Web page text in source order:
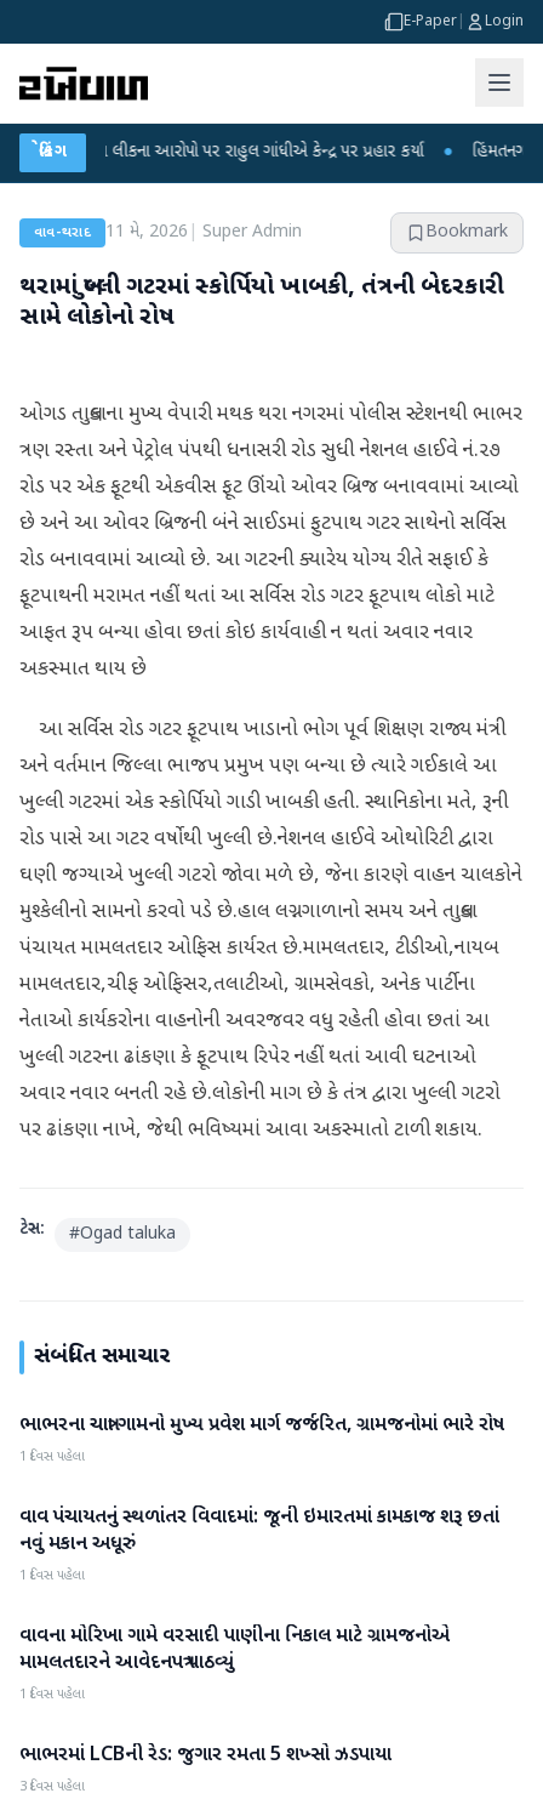
E-Paper Login
બ્રેકિંગ
પરીક્ષા લીકના આરોપો પર રાહુલ ગાંધીએ કેન્દ્ર પર પ્રહાર કર્યા ● હિંમતનગરમાં
વાવ-થરાદ 11 મે, 2026 Super Admin Bookmark
થરામાં ખુલ્લી ગટરમાં સ્કોર્પિયો ખાબકી, તંત્રની બેદરકારી
સામે લોકોનો રોષ
ઓગડ તાલુકાના મુખ્ય વેપારી મથક થરા નગરમાં પોલીસ સ્ટેશનથી ભાભર
ત્રણ રસ્તા અને પેટ્રોલ પંપથી ધનાસરી રોડ સુધી નેશનલ હાઈવે નં.૨૭
રોડ પર એક ફૂટથી એકવીસ ફૂટ ઊંચો ઓવર બ્રિજ બનાવવામાં આવ્યો
છે અને આ ઓવર બ્રિજની બંને સાઈડમાં ફુટપાથ ગટર સાથેનો સર્વિસ
રોડ બનાવવામાં આવ્યો છે. આ ગટરની ક્યારેય યોગ્ય રીતે સફાઈ કે
ફૂટપાથની મરામત નહીં થતાં આ સર્વિસ રોડ ગટર ફૂટપાથ લોકો માટે
આફત રૂપ બન્યા હોવા છતાં કોઇ કાર્યવાહી ન થતાં અવાર નવાર
અકસ્માત થાય છે
આ સર્વિસ રોડ ગટર ફૂટપાથ ખાડાનો ભોગ પૂર્વ શિક્ષણ રાજ્ય મંત્રી
અને વર્તમાન જિલ્લા ભાજપ પ્રમુખ પણ બન્યા છે ત્યારે ગઈકાલે આ
ખુલ્લી ગટરમાં એક સ્કોર્પિયો ગાડી ખાબકી હતી. સ્થાનિકોના મતે, રૂની
રોડ પાસે આ ગટર વર્ષોથી ખુલ્લી છે.નેશનલ હાઈવે ઓથોરિટી દ્વારા
ઘણી જગ્યાએ ખુલ્લી ગટરો જોવા મળે છે, જેના કારણે વાહન ચાલકોને
મુશ્કેલીનો સામનો કરવો પડે છે.હાલ લગ્નગાળાનો સમય અને તાલુકા
પંચાયત મામલતદાર ઓફિસ કાર્યરત છે.મામલતદાર, ટીડીઓ,નાયબ
મામલતદાર,ચીફ ઓફિસર,તલાટીઓ, ગ્રામસેવકો, અનેક પાર્ટીના
નેતાઓ કાર્યકરોના વાહનોની અવરજવર વધુ રહેતી હોવા છતાં આ
ખુલ્લી ગટરના ઢાંકણા કે ફૂટપાથ રિપેર નહીં થતાં આવી ઘટનાઓ
અવાર નવાર બનતી રહે છે.લોકોની માગ છે કે તંત્ર દ્વારા ખુલ્લી ગટરો
પર ઢાંકણા નાખે, જેથી ભવિષ્યમાં આવા અકસ્માતો ટાળી શકાય.
ટેગ્સ: #Ogad taluka
સંબંધિત સમાચાર
વાવ-થરાદ
ભાભરના ચાત્રા ગામનો મુખ્ય પ્રવેશ માર્ગ જર્જરિત, ગ્રામજનોમાં ભારે રોષ
1 દિવસ પહેલા
વાવ-થરાદ
વાવ પંચાયતનું સ્થળાંતર વિવાદમાં: જૂની ઇમારતમાં કામકાજ શરૂ છતાં
નવું મકાન અધૂરું
1 દિવસ પહેલા
વાવ-થરાદ
વાવના મોરિખા ગામે વરસાદી પાણીના નિકાલ માટે ગ્રામજનોએ
મામલતદારને આવેદનપત્ર પાઠવ્યું
1 દિવસ પહેલા
વાવ-થરાદ
ભાભરમાં LCBની રેડ: જુગાર રમતા 5 શખ્સો ઝડપાયા
3 દિવસ પહેલા